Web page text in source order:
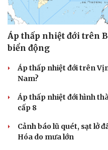
Áp thấp nhiệt đới trên
biển động
Áp thấp nhiệt đới trên
Nam?
Áp thấp nhiệt đới hình
cấp 8
Cảnh báo lũ quét, sạt lở
Hóa do mưa lớn